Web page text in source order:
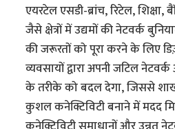
एयरटेल एसडी-ब्रांच, रिटेल,
जैसे क्षेत्रों में उद्यमों की नेटवर्क
की जरूरतों को पूरा करने के लिए
व्यवसायों द्वारा अपनी जटिल
के तरीके को बदल देगा, जिससे
कुशल कनेक्टिविटी बनाने में मदद